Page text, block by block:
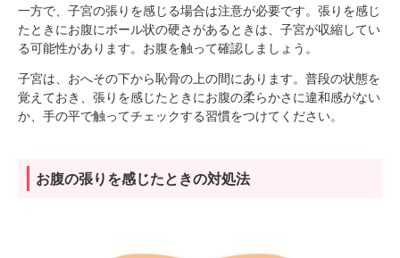
一方で、子宮の張りを感じる場合は注意が必要です。張りを感じ
たときにお腹にボール状の硬さがあるときは、子宮が収縮してい
る可能性があります。お腹を触って確認しましょう。
子宮は、おへその下から恥骨の上の間にあります。普段の状態を
覚えておき、張りを感じたときにお腹の柔らかさに違和感がない
か、手の平で触ってチェックする習慣をつけてください。
お腹の張りを感じたときの対処法